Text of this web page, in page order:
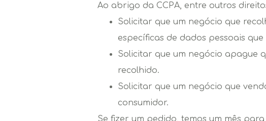
Ao abrigo da CCPA, entre outros
Solicitar que um negócio que
específicas de dados pessoais
Solicitar que um negócio apague
recolhido.
Solicitar que um negócio que
consumidor.
Se fizer um pedido, temos um mês